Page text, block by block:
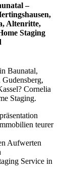
–
Altenritte,
Staging
Baunatal,
Cornelia
Staging.
teurer
Aufwerten
Service in